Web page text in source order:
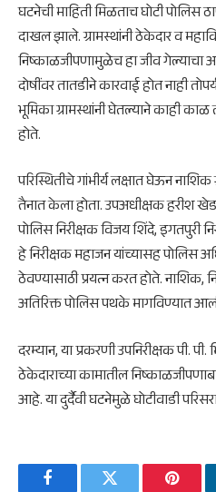
घटनेची माहिती मिळताच घोटी पोलिस
दाखल झाले. ग्रामस्थांनी ठेकेदार व
निष्काळजीपणामुळेच हा जीव गेल्याचा
दोषींवर तातडीने कारवाई होत नाही
भूमिका ग्रामस्थांनी घेतल्याने काही
होते.
परिस्थितीचे गांभीर्य लक्षात घेऊन नाशिक
तैनात केला होता. उपअधीक्षक हरीश
पोलिस निरीक्षक विजय शिंदे, इगतपुरी
हे निरीक्षक महाजन यांच्यासह पोलिस
ठेवण्यासाठी प्रयत्न करत होते. नाशिक,
अतिरिक्त पोलिस पथके मागविण्यात
दरम्यान, या प्रकरणी उपनिरीक्षक पी.
ठेकेदाराच्या कामातील
आहे. या दुर्दैवी घटनेमुळे घोटीवाडी